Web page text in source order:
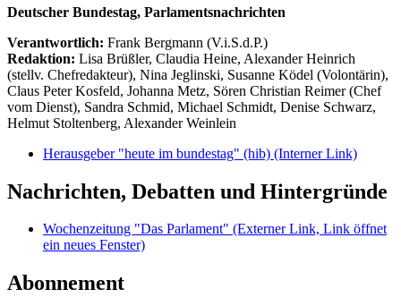
Deutscher Bundestag, Parlamentsnachrichten
Verantwortlich: Frank Bergmann (V.i.S.d.P.)
Redaktion: Lisa Brüßler, Claudia Heine, Alexander Heinrich
(stellv. Chefredakteur), Nina Jeglinski, Susanne Ködel (Volontärin),
Claus Peter Kosfeld, Johanna Metz, Sören Christian Reimer (Chef
vom Dienst), Sandra Schmid, Michael Schmidt, Denise Schwarz,
Helmut Stoltenberg, Alexander Weinlein
Herausgeber "heute im bundestag" (hib) (Interner Link)
Nachrichten, Debatten und Hintergründe
Wochenzeitung "Das Parlament" (Externer Link, Link öffnet
ein neues Fenster)
Abonnement